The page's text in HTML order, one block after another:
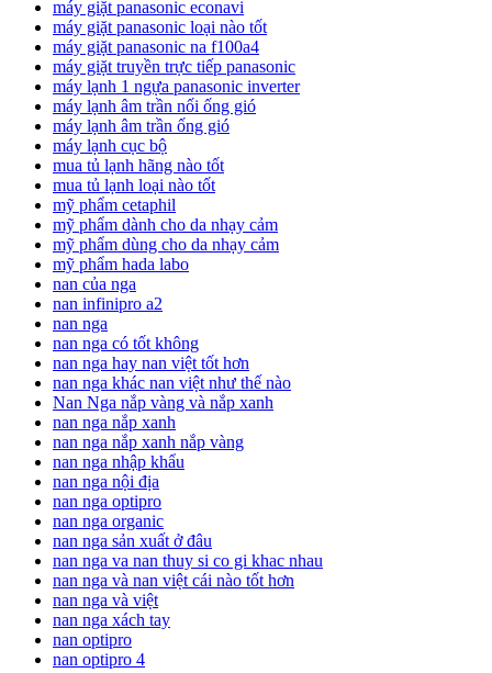
máy giặt panasonic econavi
máy giặt panasonic loại nào tốt
máy giặt panasonic na f100a4
máy giặt truyền trực tiếp panasonic
máy lạnh 1 ngựa panasonic inverter
máy lạnh âm trần nối ống gió
máy lạnh âm trần ống gió
máy lạnh cục bộ
mua tủ lạnh hãng nào tốt
mua tủ lạnh loại nào tốt
mỹ phẩm cetaphil
mỹ phẩm dành cho da nhạy cảm
mỹ phẩm dùng cho da nhạy cảm
mỹ phẩm hada labo
nan của nga
nan infinipro a2
nan nga
nan nga có tốt không
nan nga hay nan việt tốt hơn
nan nga khác nan việt như thế nào
Nan Nga nắp vàng và nắp xanh
nan nga nắp xanh
nan nga nắp xanh nắp vàng
nan nga nhập khẩu
nan nga nội địa
nan nga optipro
nan nga organic
nan nga sản xuất ở đâu
nan nga va nan thuy si co gi khac nhau
nan nga và nan việt cái nào tốt hơn
nan nga và việt
nan nga xách tay
nan optipro
nan optipro 4